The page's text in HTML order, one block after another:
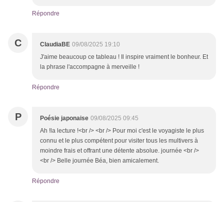
Répondre
C ClaudiaBE 09/08/2025 19:10
J'aime beaucoup ce tableau ! Il inspire vraiment le bonheur. Et
la phrase l'accompagne à merveille !
Répondre
P Poésie japonaise 09/08/2025 09:45
Ah !la lecture !<br /> <br /> Pour moi c'est le voyagiste le plus
connu et le plus compétent pour visiter tous les multivers à
moindre frais et offrant une détente absolue. journée <br />
<br /> Belle journée Béa, bien amicalement.
Répondre